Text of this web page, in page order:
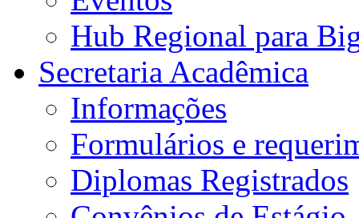
Hub Regional para
Secretaria Acadêmica
Informações
Formulários e
Diplomas Registrados